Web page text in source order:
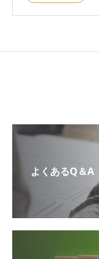
よくあるQ＆A